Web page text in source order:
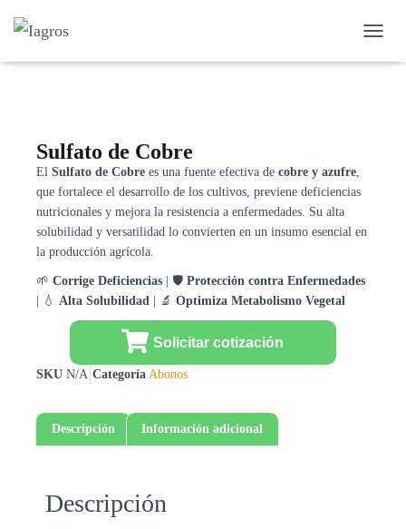
Inicio/Abonos
Sulfato de Cobre
El Sulfato de Cobre es una fuente efectiva de cobre y azufre,
que fortalece el desarrollo de los cultivos, previene deficiencias
nutricionales y mejora la resistencia a enfermedades. Su alta
solubilidad y versatilidad lo convierten en un insumo esencial en
la producción agrícola.
🌱 Corrige Deficiencias | 🛡️ Protección contra Enfermedades
| 💧 Alta Solubilidad | 🔬 Optimiza Metabolismo Vegetal
Solicitar cotización
SKU N/A Categoría Abonos
Descripción Información adicional
Descripción